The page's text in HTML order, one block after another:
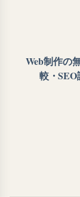
Web制作の
較・SEO